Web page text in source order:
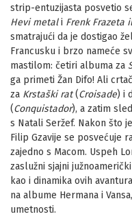
strip-entuzijasta posvetio
Hevi metali Frenk Frazeta
smatrajući da je dostigao
Francusku i brzo nameće
mastilom: četiri albuma za
ga primeti Žan Difo! Ali
za Krstaški rat(Croisade) i
(Conquistador), a zatim
s Natali Seržef. Nakon što
Filip Gzavije se posvećuje
zajedno s Macom. Uspeh
zaslužni sjajni
kao i dinamika ovih
na albume Hermana i
umetnosti.